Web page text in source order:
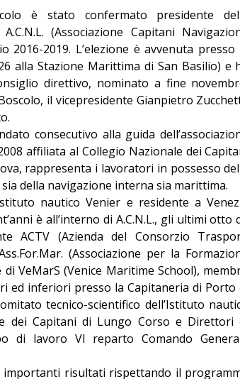
è stato confermato presidente
(Associazione Capitani
2016-2019. L’elezione è avvenuta presso
alla Stazione Marittima di San Basilio) e
direttivo, nominato a fine
il vicepresidente Gianpietro
consecutivo alla guida
affiliata al Collegio Nazionale dei
rappresenta i lavoratori in possesso
della navigazione interna sia marittima.
nautico Venier e residente a
è all’interno di A.C.N.L., gli ultimi otto
ACTV (Azienda del Consorzio
(Associazione per la
VeMarS (Venice Maritime School),
ed inferiori presso la Capitaneria di Porto
tecnico-scientifico dell’Istituto
dei Capitani di Lungo Corso e Direttori
di lavoro VI reparto Comando
importanti risultati rispettando il
Addio amico
Giorgio
Editoriale